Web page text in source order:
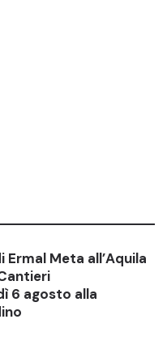
Meta all’Aquila
6 agosto alla